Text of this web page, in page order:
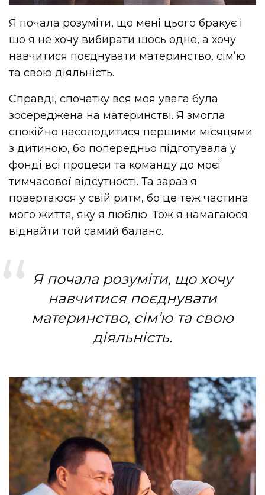
Я почала розуміти, що мені цього бракує і
що я не хочу вибирати щось одне, а хочу
навчитися поєднувати материнство, сімʼю
та свою діяльність.
Справді, спочатку вся моя увага була
зосереджена на материнстві. Я змогла
спокійно насолодитися першими місяцями
з дитиною, бо попередньо підготувала у
фонді всі процеси та команду до моєї
тимчасової відсутності. Та зараз я
повертаюся у свій ритм, бо це теж частина
мого життя, яку я люблю. Тож я намагаюся
віднайти той самий баланс.
Я почала розуміти, що хочу
навчитися поєднувати
материнство, сімʼю та свою
діяльність.